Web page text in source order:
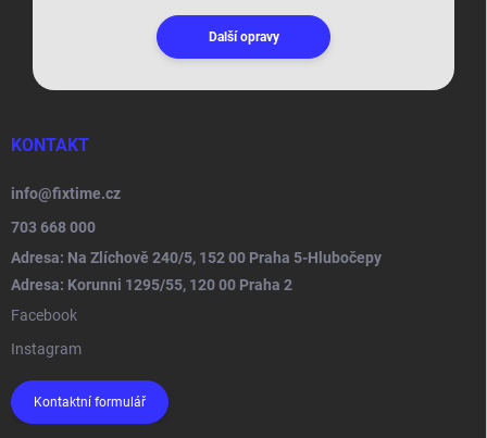
Další opravy
KONTAKT
info@fixtime.cz
703 668 000
Adresa: Na Zlíchově 240/5, 152 00 Praha 5-Hlubočepy
Adresa: Korunni 1295/55, 120 00 Praha 2
Facebook
Instagram
Kontaktní formulář